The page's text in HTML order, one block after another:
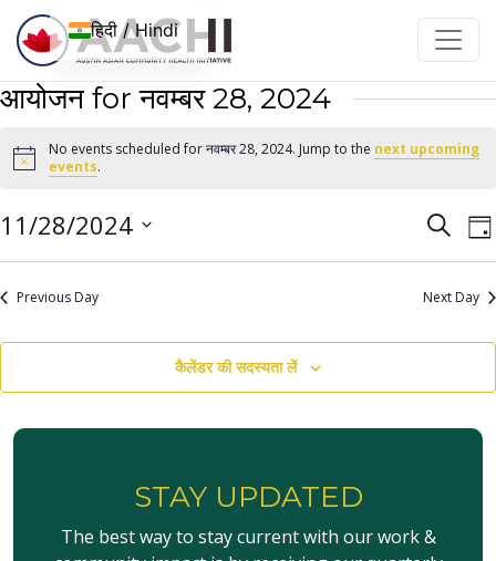
इसे छोड़कर सामग्री पर बढ़ने के लिए
आयोजन for नवम्बर 28, 2024
Notice
No events scheduled for नवम्बर 28, 2024. Jump to the next upcoming
events.
खोजें
खोज दिन
11/28/2024
तारीख़
चुनें।Previous Day Next Day
कैलेंडर की सदस्यता लें
STAY UPDATED
The best way to stay current with our work &
हिदी / Hindi